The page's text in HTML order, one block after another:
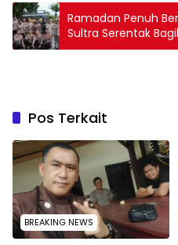
Ramadan Penuh
Sultra Serentak
Pos Terkait
BREAKING NEWS